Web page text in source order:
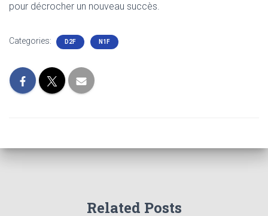
pour décrocher un nouveau succès.
Categories: D2F N1F
Related Posts